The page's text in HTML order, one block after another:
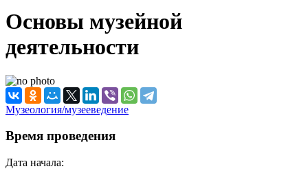
Основы музейной
деятельности
Музеология/музееведение
Время проведения
Дата начала: